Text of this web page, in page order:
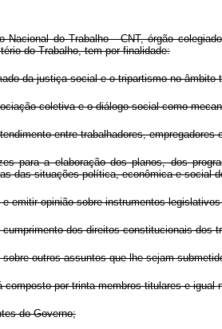
Nacional do Trabalho - CNT, órgão
do Trabalho, tem por finalidade:
da justiça social e o tripartismo no
coletiva e o diálogo social como
entre trabalhadores,
para a elaboração dos planos, dos
das situações política, econômica e social
emitir opinião sobre instrumentos
dos direitos constitucionais dos
outros assuntos que lhe sejam
composto por trinta membros titulares e igual
do Governo;